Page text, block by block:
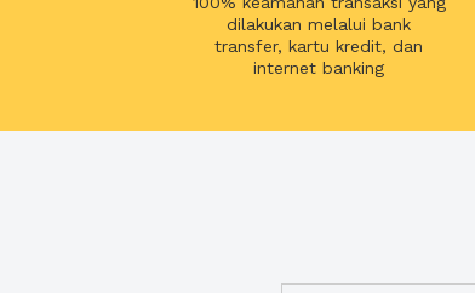
dilakukan melalui bank
transfer, kartu kredit, dan
internet banking